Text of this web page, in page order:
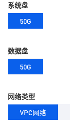
系统盘
50G
数据盘
50G
网络类型
VPC网络